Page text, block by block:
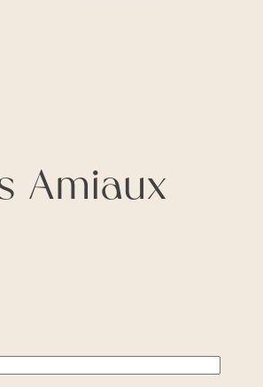
Amiaux